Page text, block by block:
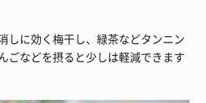
しに効く梅干し、緑茶などタンニン
ごなどを摂ると少しは軽減できます